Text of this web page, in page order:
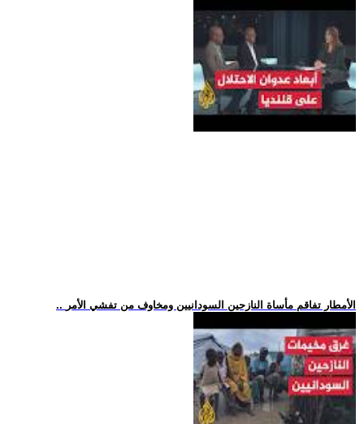
.. الأمطار تفاقم مأساة النازحين السودانيين ومخاوف من تفشي الأمر